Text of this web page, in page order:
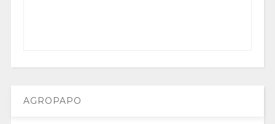
AGROPAPO